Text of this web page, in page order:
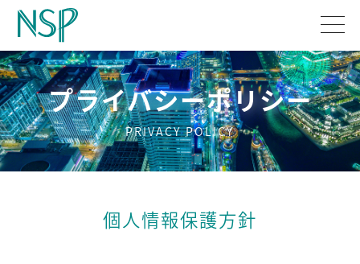
プライバシーポリシー
PRIVACY POLICY
個人情報保護方針